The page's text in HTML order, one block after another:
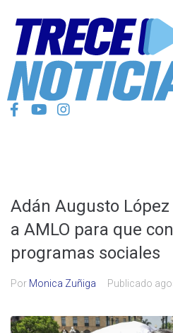
Adán Augusto
a AMLO para que
programas sociales
Por Monica Zuñiga Publicado